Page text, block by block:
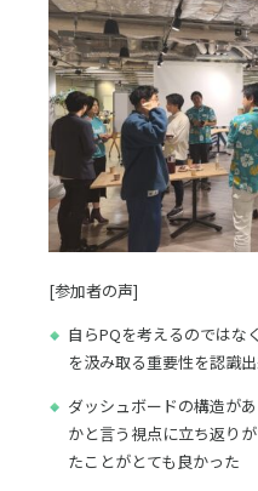
[参加者の声]
自らPQを考えるのではな
を汲み取る重要性を認識
ダッシュボードの構造が
かと言う視点に立ち返り
たことがとても良かった